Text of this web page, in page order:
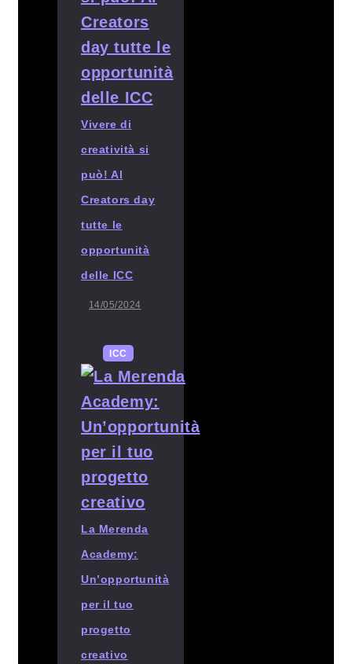
Vivere di
creatività si
può! Al
Creators day
tutte le
opportunità
delle ICC
14/05/2024
ICC
La Merenda
Academy:
Un’opportunità
per il tuo
progetto
creativo